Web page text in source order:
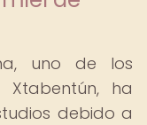
uno de los
Xtabentún, ha
debido a